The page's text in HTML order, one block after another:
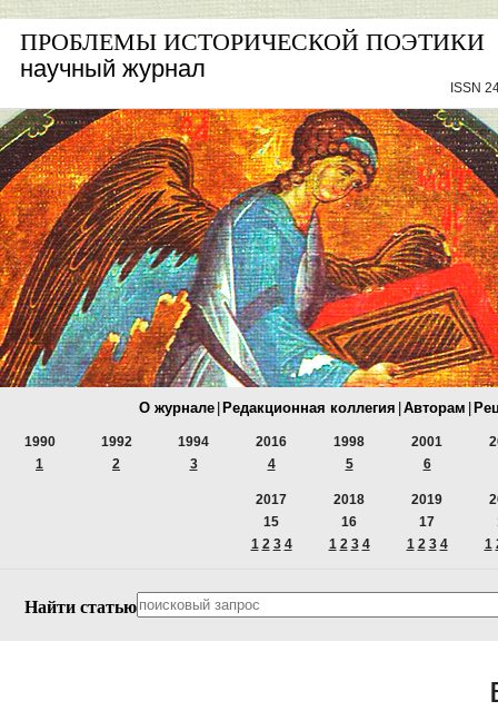
ПРОБЛЕМЫ ИСТОРИЧЕСКОЙ ПОЭТИКИ
научный журнал
ISSN
О журнале Редакционная коллегия Авторам
1990
1
1992
2
1994
3
2016
4
1998
5
2001
6
2017
15
1 2 3 4
2018
16
1 2 3 4
2019
17
1 2 3 4
1
Найти статью